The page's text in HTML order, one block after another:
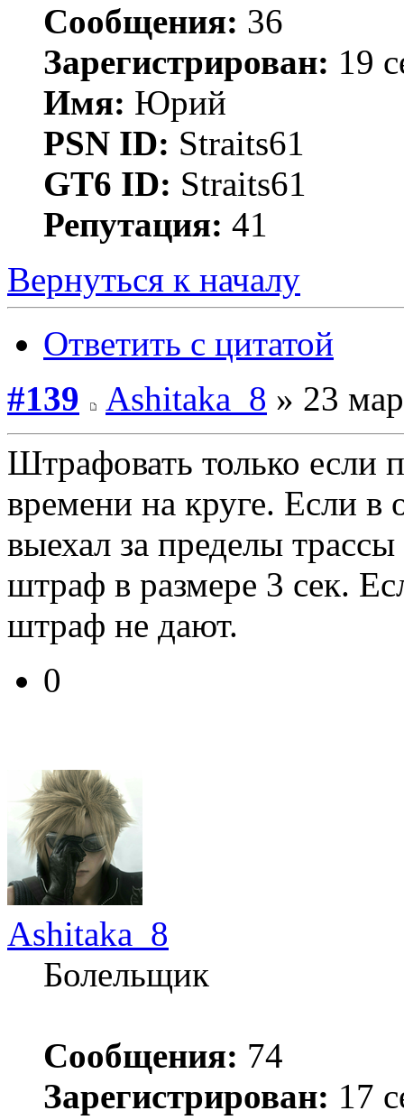
Сообщения: 36
Зарегистрирован: 19
Имя: Юрий
PSN ID: Straits61
GT6 ID: Straits61
Репутация: 41
Вернуться к началу
Ответить с цитатой
#139
Ashitaka_8 » 23
Штрафовать только если
времени на круге. Если
выехал за пределы
штраф в размере 3 сек.
штраф не дают.
0
Ashitaka_8
Болельщик
Сообщения: 74
Зарегистрирован: 17